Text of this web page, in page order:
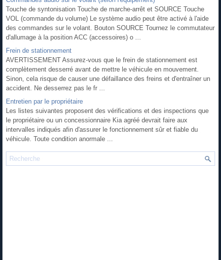
Touche de syntonisation Touche de marche-arrêt et SOURCE Touche
VOL (commande du volume) Le système audio peut être activé à l'aide
des commandes sur le volant. Bouton SOURCE Tournez le commutateur
d'allumage à la position ACC (accessoires) o ...
Frein de stationnement
AVERTISSEMENT Assurez-vous que le frein de stationnement est
complètement desserré avant de mettre le véhicule en mouvement.
Sinon, cela risque de causer une défaillance des freins et d'entraîner un
accident. Ne desserrez pas le fr ...
Entretien par le propriétaire
Les listes suivantes proposent des vérifications et des inspections que
le propriétaire ou un concessionnaire Kia agréé devrait faire aux
intervalles indiqués afin d'assurer le fonctionnement sûr et fiable du
véhicule. Toute condition anormale ...